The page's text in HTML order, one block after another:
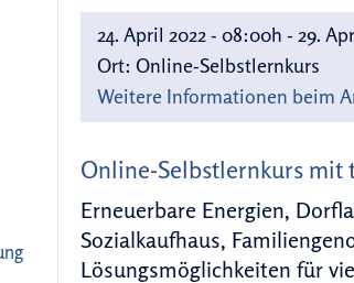
24. April 2022 - 08:00h - 29.
Ort: Online-Selbstlernkurs
Weitere Informationen beim
Online-Selbstlernkurs
Erneuerbare Energien,
Sozialkaufhaus,
Lösungsmöglichkeiten für